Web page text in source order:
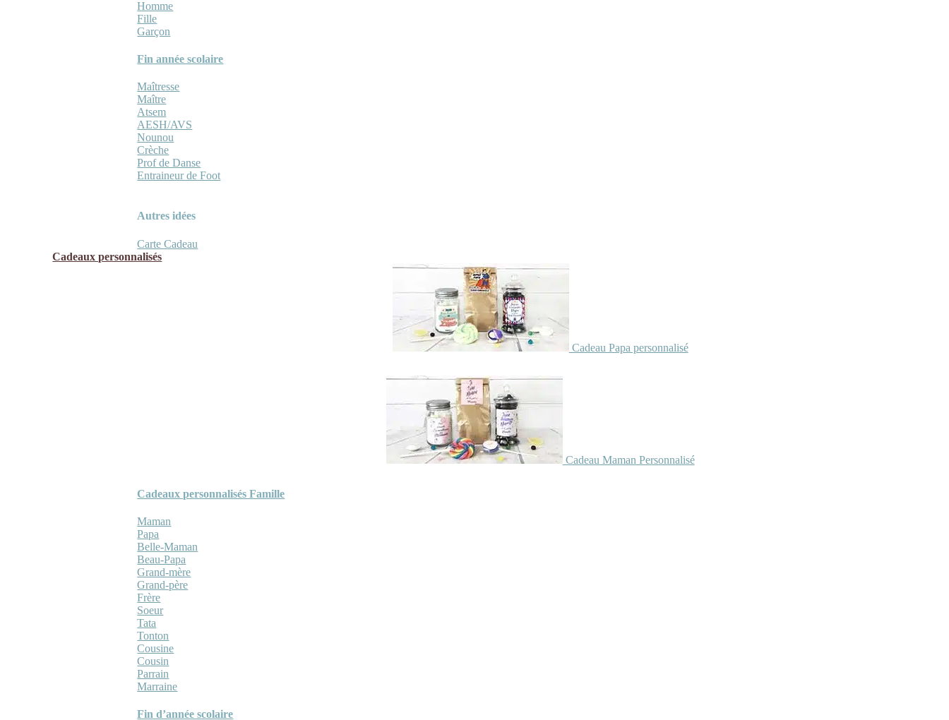
Homme
Fille
Garçon
Fin année scolaire
Maîtresse
Maître
Atsem
AESH/AVS
Nounou
Crèche
Prof de Danse
Entraineur de Foot
Autres idées
Carte Cadeau
Cadeaux personnalisés
Cadeau Papa personnalisé
Cadeau Maman Personnalisé
Cadeaux personnalisés Famille
Maman
Papa
Belle-Maman
Beau-Papa
Grand-mère
Grand-père
Frère
Soeur
Tata
Tonton
Cousine
Cousin
Parrain
Marraine
Fin d’année scolaire